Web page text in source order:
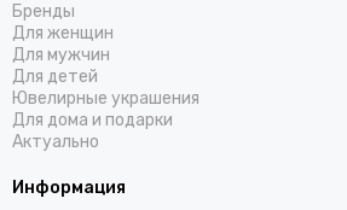
Бренды
Для женщин
Для мужчин
Для детей
Ювелирные украшения
Для дома и подарки
Актуально
Информация